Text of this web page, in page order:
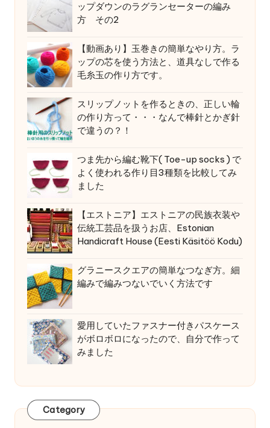
ップダウンのラグランセーターの編み
方 その2
【動画あり】玉巻きの簡単なやり方。ラ
ップの芯を使う方法と、道具なしで作る
毛糸玉の作り方です。
スリップノットを作るときの、正しい輪
の作り方って・・・なんで棒針とかぎ針
で違うの？！
つま先から編む靴下( Toe-up socks ) で
よく使われる作り目3種類を比較してみ
ました
【エストニア】エストニアの民族衣装や
伝統工芸品を扱うお店、Estonian
Handicraft House (Eesti Käsitöö Kodu)
グラニースクエアの簡単なつなぎ方。細
編みで編みつないでいく方法です
愛用していたファスナー付きパスケース
がボロボロになったので、自分で作って
みました
Category